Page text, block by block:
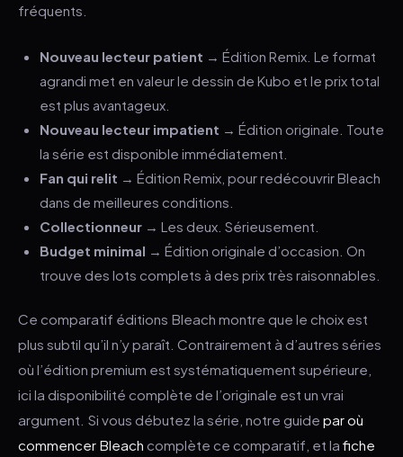
fréquents.
Nouveau lecteur patient → Édition Remix. Le format
agrandi met en valeur le dessin de Kubo et le prix total
est plus avantageux.
Nouveau lecteur impatient → Édition originale. Toute
la série est disponible immédiatement.
Fan qui relit → Édition Remix, pour redécouvrir Bleach
dans de meilleures conditions.
Collectionneur → Les deux. Sérieusement.
Budget minimal → Édition originale d’occasion. On
trouve des lots complets à des prix très raisonnables.
Ce comparatif éditions Bleach montre que le choix est
plus subtil qu’il n’y paraît. Contrairement à d’autres séries
où l’édition premium est systématiquement supérieure,
ici la disponibilité complète de l’originale est un vrai
argument. Si vous débutez la série, notre guide par où
commencer Bleach complète ce comparatif, et la fiche